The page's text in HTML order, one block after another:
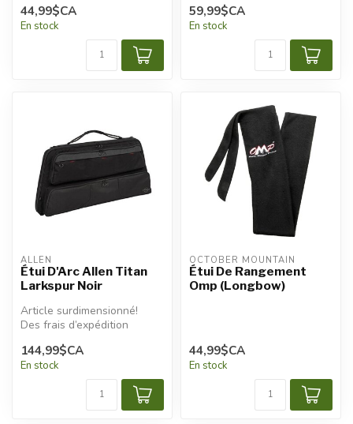
44,99$CA
En stock
59,99$CA
En stock
ALLEN
Étui D'Arc Allen Titan
Larkspur Noir
Article surdimensionné!
Des frais d’expédition
appliqués.
144,99$CA
En stock
OCTOBER MOUNTAIN
Étui De Rangement
Omp (Longbow)
44,99$CA
En stock